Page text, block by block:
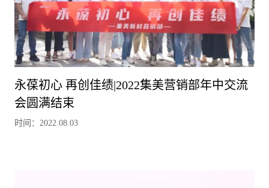
永葆初心 再创佳绩|2022集美营销部年中交流
会圆满结束
时间：2022.08.03